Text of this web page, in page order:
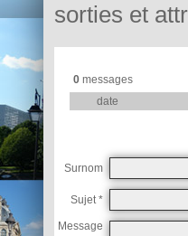
sorties et
0messages
date
Surnom
Sujet *
Message